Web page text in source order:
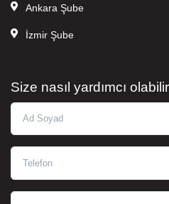
Ankara Şube
İzmir Şube
Size nasıl yardımcı
Ad Soyad